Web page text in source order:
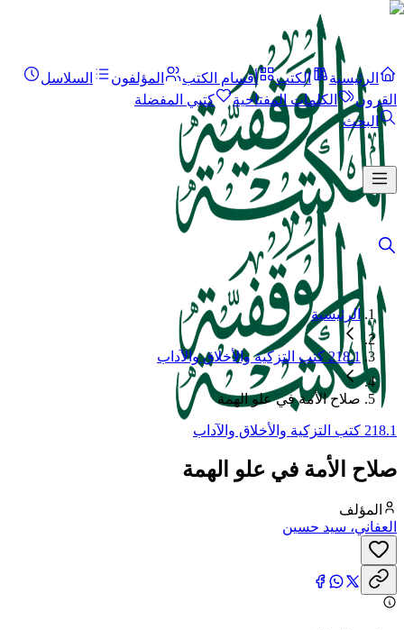
الرئيسية الكتب أقسام الكتب المؤلفون
السلاسل
القرون
الكلمات المفتاحية
كتبي المفضلة
البحث
الرئيسية
218.1 كتب التزكية والأخلاق والآداب
صلاح الأمة في علو الهمة
218.1 كتب التزكية والأخلاق والآداب
صلاح الأمة في علو الهمة
المؤلف
العفاني، سيد حسين